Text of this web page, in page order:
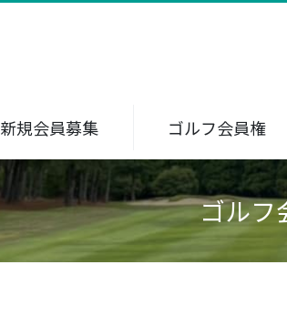
新規会員募集 ゴルフ会員権
ゴルフ